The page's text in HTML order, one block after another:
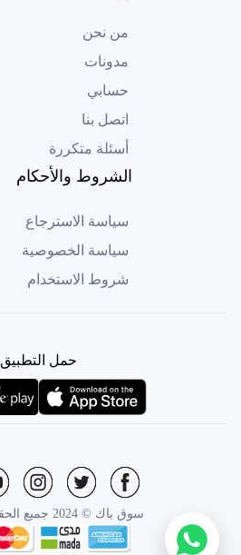
من نحن
مدونات
حسابي
اتصل بنا
أسئلة متكررة
الشروط والأحكام
سياسة الاسترجاع
سياسة الخصوصية
شروط الاستخدام
حمل التطبيق
سوق باك © 2024 جميع الحقوق محفوظة